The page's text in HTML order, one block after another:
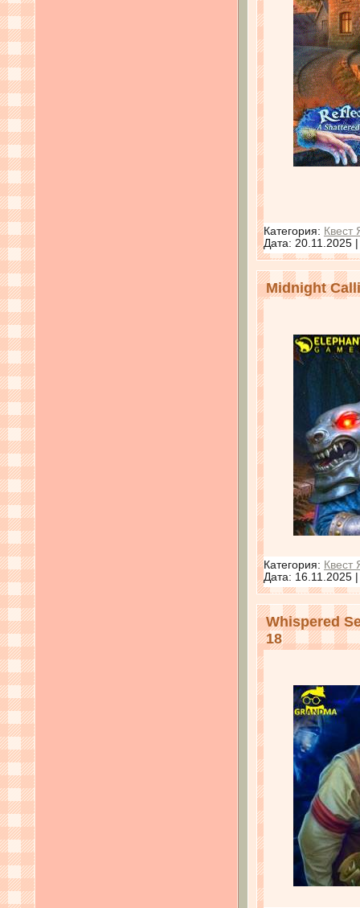
Категория: Квест
Дата: 20.11.2025
Midnight
Категория: Квест
Дата: 16.11.2025
Whispered
18